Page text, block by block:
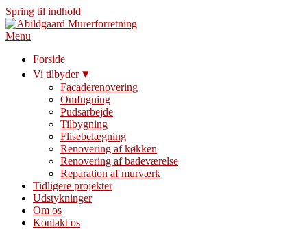
Spring til indhold
Menu
Forside
Vi tilbyder
Facaderenovering
Omfugning
Pudsarbejde
Tilbygning
Flisebelægning
Renovering af køkken
Renovering af badeværelse
Reparation af murværk
Tidligere projekter
Udstykninger
Om os
Kontakt os